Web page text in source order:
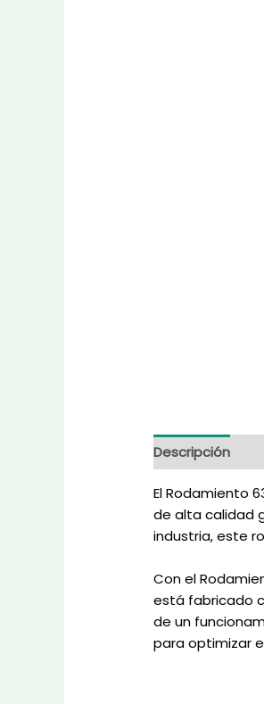
Descripción
El Rodamiento
de alta calidad
industria, este
Con el
está fabricado
de un
para optimizar